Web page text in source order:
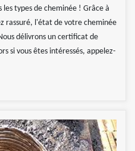
types de cheminée ! Grâce à
rassuré, l'état de votre cheminée
délivrons un certificat de
si vous êtes intéressés, appelez-